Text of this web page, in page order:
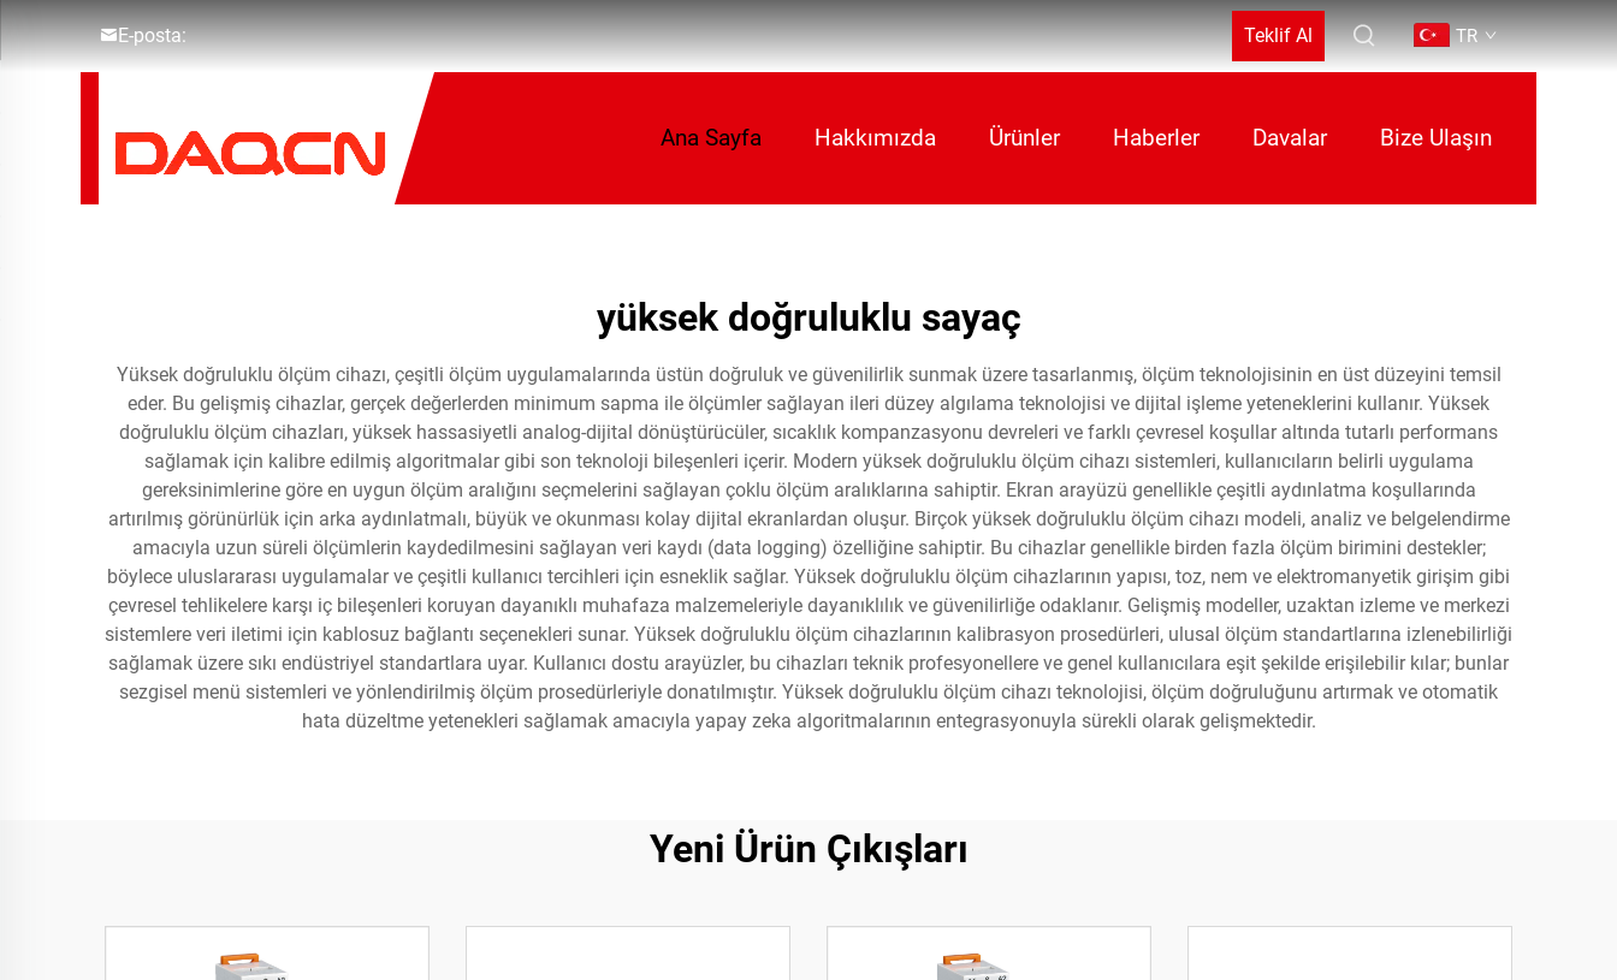
E-posta: Teklif Al TR
Ana Sayfa Hakkımızda Ürünler Haberler Davalar Bize Ulaşın
yüksek doğruluklu sayaç
Yüksek doğruluklu ölçüm cihazı, çeşitli ölçüm uygulamalarında üstün doğruluk ve güvenilirlik sunmak üzere tasarlanmış, ölçüm teknolojisinin en üst düzeyini temsil
eder. Bu gelişmiş cihazlar, gerçek değerlerden minimum sapma ile ölçümler sağlayan ileri düzey algılama teknolojisi ve dijital işleme yeteneklerini kullanır. Yüksek
doğruluklu ölçüm cihazları, yüksek hassasiyetli analog-dijital dönüştürücüler, sıcaklık kompanzasyonu devreleri ve farklı çevresel koşullar altında tutarlı performans
sağlamak için kalibre edilmiş algoritmalar gibi son teknoloji bileşenleri içerir. Modern yüksek doğruluklu ölçüm cihazı sistemleri, kullanıcıların belirli uygulama
gereksinimlerine göre en uygun ölçüm aralığını seçmelerini sağlayan çoklu ölçüm aralıklarına sahiptir. Ekran arayüzü genellikle çeşitli aydınlatma koşullarında
artırılmış görünürlük için arka aydınlatmalı, büyük ve okunması kolay dijital ekranlardan oluşur. Birçok yüksek doğruluklu ölçüm cihazı modeli, analiz ve belgelendirme
amacıyla uzun süreli ölçümlerin kaydedilmesini sağlayan veri kaydı (data logging) özelliğine sahiptir. Bu cihazlar genellikle birden fazla ölçüm birimini destekler;
böylece uluslararası uygulamalar ve çeşitli kullanıcı tercihleri için esneklik sağlar. Yüksek doğruluklu ölçüm cihazlarının yapısı, toz, nem ve elektromanyetik girişim gibi
çevresel tehlikelere karşı iç bileşenleri koruyan dayanıklı muhafaza malzemeleriyle dayanıklılık ve güvenilirliğe odaklanır. Gelişmiş modeller, uzaktan izleme ve merkezi
sistemlere veri iletimi için kablosuz bağlantı seçenekleri sunar. Yüksek doğruluklu ölçüm cihazlarının kalibrasyon prosedürleri, ulusal ölçüm standartlarına izlenebilirliği
sağlamak üzere sıkı endüstriyel standartlara uyar. Kullanıcı dostu arayüzler, bu cihazları teknik profesyonellere ve genel kullanıcılara eşit şekilde erişilebilir kılar; bunlar
sezgisel menü sistemleri ve yönlendirilmiş ölçüm prosedürleriyle donatılmıştır. Yüksek doğruluklu ölçüm cihazı teknolojisi, ölçüm doğruluğunu artırmak ve otomatik
hata düzeltme yetenekleri sağlamak amacıyla yapay zeka algoritmalarının entegrasyonuyla sürekli olarak gelişmektedir.
Yeni Ürün Çıkışları